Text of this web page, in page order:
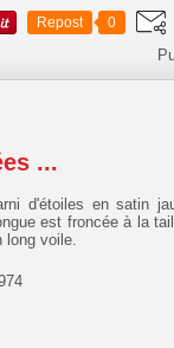
Repost 0
...
d'étoiles en satin
est froncée à la
long voile.